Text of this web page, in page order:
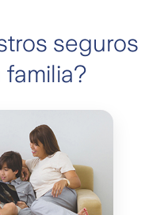
seguros
familia?